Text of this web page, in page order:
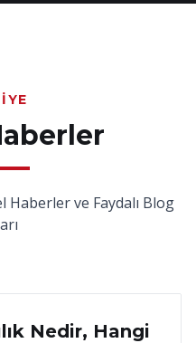
ve Faydalı Blog
Nedir, Hangi